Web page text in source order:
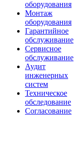
оборудования
Монтаж
оборудования
Гарантийное
обслуживание
Сервисное
обслуживание
Аудит
инженерных
систем
Техническое
обследование
Согласование